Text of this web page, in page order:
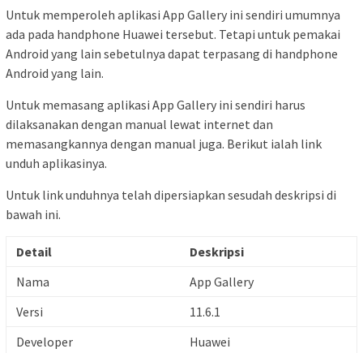
Untuk memperoleh aplikasi App Gallery ini sendiri umumnya
ada pada handphone Huawei tersebut. Tetapi untuk pemakai
Android yang lain sebetulnya dapat terpasang di handphone
Android yang lain.
Untuk memasang aplikasi App Gallery ini sendiri harus
dilaksanakan dengan manual lewat internet dan
memasangkannya dengan manual juga. Berikut ialah link
unduh aplikasinya.
Untuk link unduhnya telah dipersiapkan sesudah deskripsi di
bawah ini.
Detail
Deskripsi
Nama
App Gallery
Versi
11.6.1
Developer
Huawei